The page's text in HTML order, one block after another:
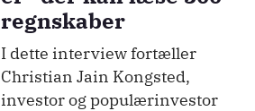
regnskaber
I dette interview fortæller
Christian Jain Kongsted,
investor og populærinvestor